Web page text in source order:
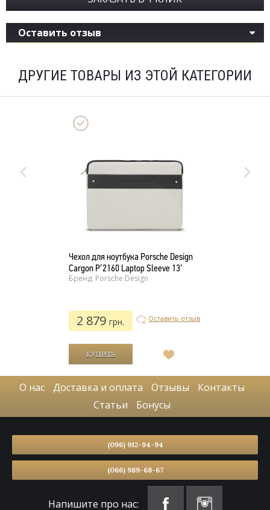
Оставить отзыв
ДРУГИЕ ТОВАРЫ ИЗ ЭТОЙ КАТЕГОРИИ
Чехол для ноутбука Porsche Design
Cargon P’2160 Laptop Sleeve 13’
Бренд: Porsche Design
2 879грн. Оставить отзыв
О нас Доставка и оплата Отзывы
Контакты
Статьи
Бонусы
(096) 912-94-94
(066) 989-68-67
Напишите про нас: